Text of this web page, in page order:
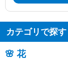
カテゴリで探す
🌸 花